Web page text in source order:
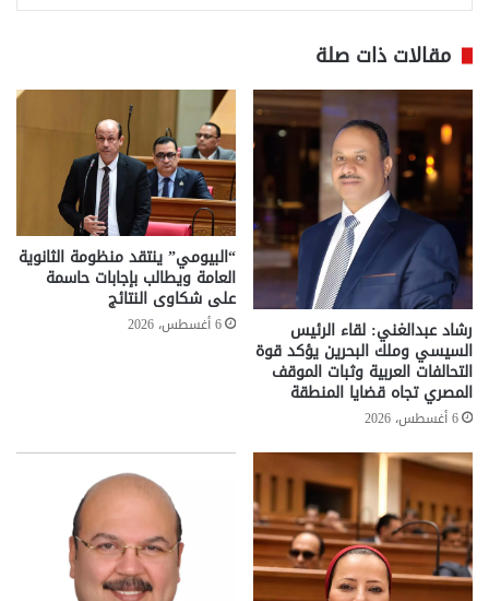
مقالات ذات صلة
رشاد عبدالغني: لقاء الرئيس
السيسي وملك البحرين يؤكد قوة
التحالفات العربية وثبات الموقف
المصري تجاه قضايا المنطقة
6 أغسطس، 2026
“البيومي” ينتقد منظومة الثانوية
العامة ويطالب بإجابات حاسمة
على شكاوى النتائج
6 أغسطس، 2026